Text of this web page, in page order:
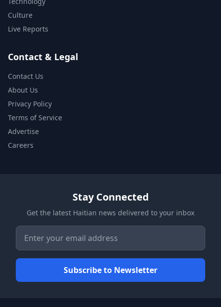
Culture
Live Reports
Contact & Legal
Contact Us
About Us
Privacy Policy
Terms of Service
Advertise
Careers
Stay Connected
Get the latest Haitian news delivered to your inbox